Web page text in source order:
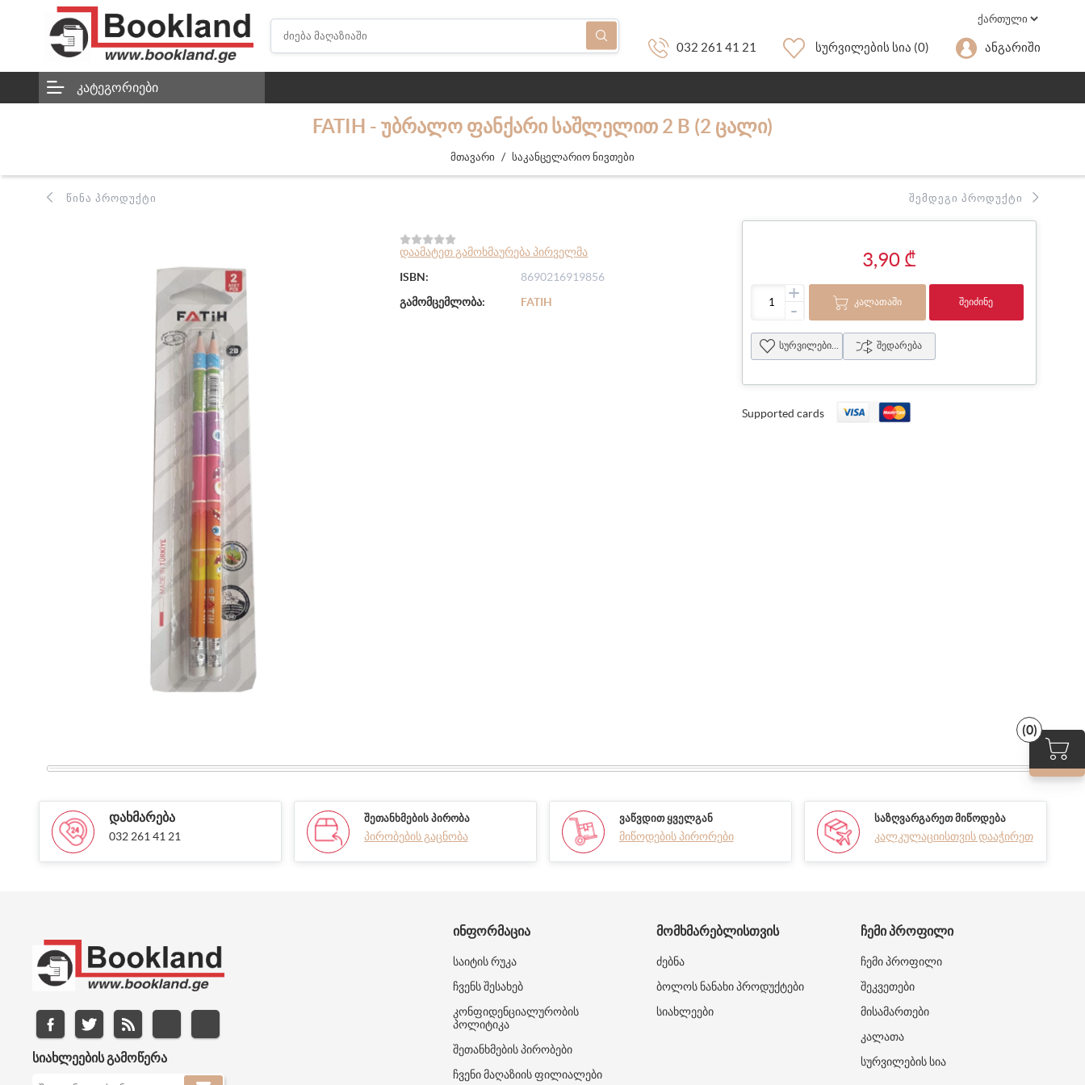
032 261 41 21 Სურვილების Სია (0) Ანგარიში
(0)
ᲙᲐᲢᲔᲒᲝᲠᲘᲔᲑᲘ
FATIH - ᲣᲑᲠᲐᲚᲝ ᲤᲐᲜᲥᲐᲠᲘ ᲡᲐᲨᲚᲔᲚᲘᲗ 2 B (2 ᲪᲐᲚᲘ)
მთავარი / საკანცელარიო ნივთები
ᲬᲘᲜᲐ ᲞᲠᲝᲓᲣᲥᲢᲘ ᲨᲔᲛᲓᲔᲒᲘ ᲞᲠᲝᲓᲣᲥᲢᲘ
დაამატეთ გამოხმაურება პირველმა
ISBN:
8690216919856
გამომცემლობა:
FATIH
3,90 ₾
+
- ᲙᲐᲚᲐᲗᲐᲨᲘ ᲨᲔᲘᲫᲘᲜᲔ
სურვილების სია შედარება
Supported cards
ᲓᲐᲮᲛᲐᲠᲔᲑᲐ
032 261 41 21
ᲨᲔᲗᲐᲜᲮᲛᲔᲑᲘᲡ ᲞᲘᲠᲝᲑᲐ
პირობების გაცნობა
ᲕᲐᲬᲕᲓᲘᲗ ᲧᲕᲔᲚᲒᲐᲜ
მიწოდების პირორები
ᲡᲐᲖᲦᲕᲐᲠᲒᲐᲠᲔᲗ ᲛᲘᲬᲝᲓᲔᲑᲐ
კალკულაციისთვის დააჭირეთ
ᲡᲘᲐᲮᲚᲔᲔᲑᲘᲡ ᲒᲐᲛᲝᲬᲔᲠᲐ
ᲘᲜᲤᲝᲠᲛᲐᲪᲘᲐ
საიტის რუკა
ჩვენს შესახებ
კონფიდენციალურობის
პოლიტიკა
შეთანხმების პირობები
ჩვენი მაღაზიის ფილიალები
ᲛᲝᲛᲮᲛᲐᲠᲔᲑᲚᲘᲡᲗᲕᲘᲡ
ძებნა
ბოლოს ნანახი პროდუქტები
სიახლეები
ᲩᲔᲛᲘ ᲞᲠᲝᲤᲘᲚᲘ
ჩემი პროფილი
შეკვეთები
მისამართები
კალათა
სურვილების სია